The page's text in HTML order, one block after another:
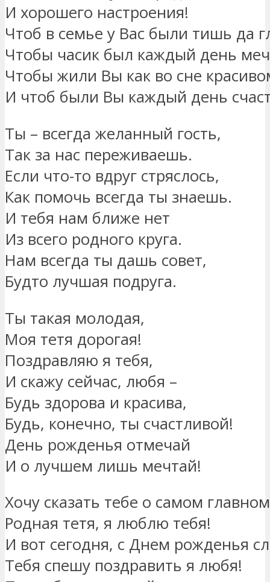
И хорошего настроения!
Чтоб в семье у Вас были тишь да
Чтобы часик был каждый день
Чтобы жили Вы как во сне
И чтоб были Вы каждый день
Ты – всегда желанный гость,
Так за нас переживаешь.
Если что-то вдруг стряслось,
Как помочь всегда ты знаешь.
И тебя нам ближе нет
Из всего родного круга.
Нам всегда ты дашь совет,
Будто лучшая подруга.
Ты такая молодая,
Моя тетя дорогая!
Поздравляю я тебя,
И скажу сейчас, любя –
Будь здорова и красива,
Будь, конечно, ты счастливой!
День рожденья отмечай
И о лучшем лишь мечтай!
Хочу сказать тебе о самом
Родная тетя, я люблю тебя!
И вот сегодня, с Днем рожденья
Тебя спешу поздравить я любя!